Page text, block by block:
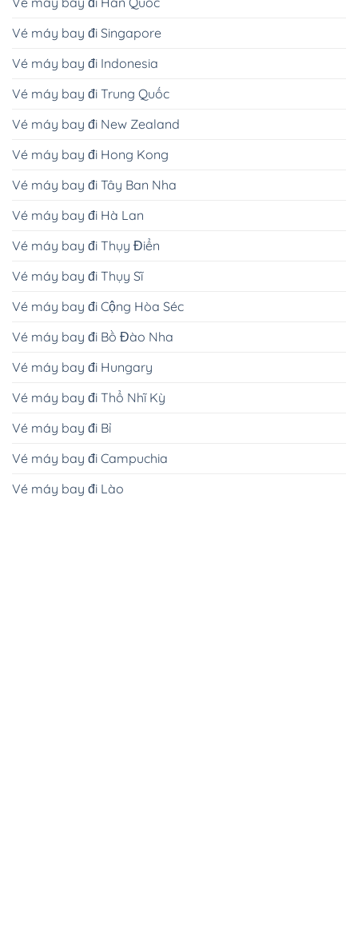
Vé máy bay đi Singapore
Vé máy bay đi Indonesia
Vé máy bay đi Trung Quốc
Vé máy bay đi New Zealand
Vé máy bay đi Hong Kong
Vé máy bay đi Tây Ban Nha
Vé máy bay đi Hà Lan
Vé máy bay đi Thụy Điển
Vé máy bay đi Thụy Sĩ
Vé máy bay đi Cộng Hòa Séc
Vé máy bay đi Bồ Đào Nha
Vé máy bay đi Hungary
Vé máy bay đi Thổ Nhĩ Kỳ
Vé máy bay đi Bỉ
Vé máy bay đi Campuchia
Vé máy bay đi Lào